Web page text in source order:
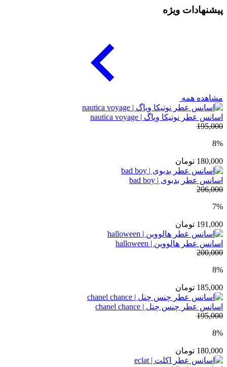
پیشنهادات ویژه
مشاهده همه
اسانس عطر نوتیکا ویاگ | nautica voyage
195,000
8%
180,000 تومان
اسانس عطر بدبوی | bad boy
206,000
7%
191,000 تومان
اسانس عطر هالووین | halloween
200,000
8%
185,000 تومان
اسانس عطر چنس چنل | chanel chance
195,000
8%
180,000 تومان